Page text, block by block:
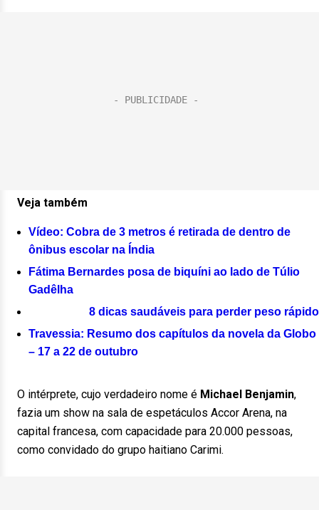
Veja também
Vídeo: Cobra de 3 metros é retirada de dentro de
ônibus escolar na Índia
Fátima Bernardes posa de biquíni ao lado de Túlio
Gadêlha
8 dicas saudáveis para perder peso rápido
Travessia: Resumo dos capítulos da novela da Globo
– 17 a 22 de outubro
O intérprete, cujo verdadeiro nome é Michael Benjamin,
fazia um show na sala de espetáculos Accor Arena, na
capital francesa, com capacidade para 20.000 pessoas,
como convidado do grupo haitiano Carimi.